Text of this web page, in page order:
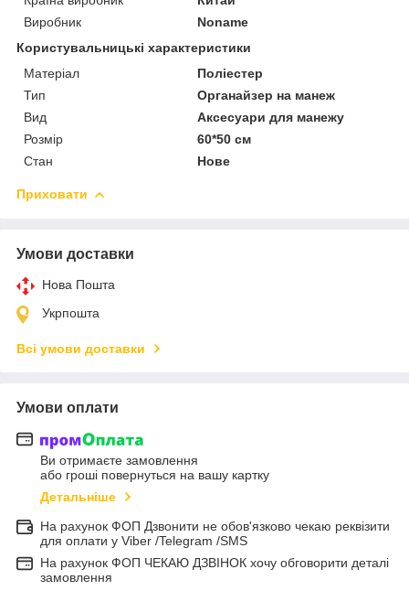
Виробник
Noname
Користувальницькі характеристики
Матеріал
Поліестер
Тип
Органайзер на манеж
Вид
Аксесуари для манежу
Розмір
60*50 см
Стан
Нове
Приховати
Умови доставки
Нова Пошта
Укрпошта
Всі умови доставки
Умови оплати
Ви отримаєте замовлення
або гроші повернуться на вашу картку
Детальніше
На рахунок ФОП Дзвонити не обов'язково чекаю реквізити
для оплати у Viber /Telegram /SMS
На рахунок ФОП ЧЕКАЮ ДЗВІНОК хочу обговорити деталі
замовлення